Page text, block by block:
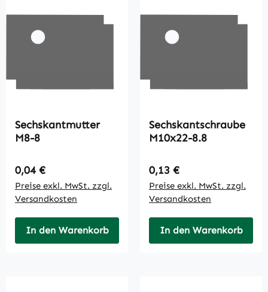
Sechskantmutter
M8-8
Regulärer Preis:
0,04 €
Preise exkl. MwSt. zzgl.
Versandkosten
In den Warenkorb
Sechskantschraube
M10x22-8.8
Regulärer Preis:
0,13 €
Preise exkl. MwSt. zzgl.
Versandkosten
In den Warenkorb